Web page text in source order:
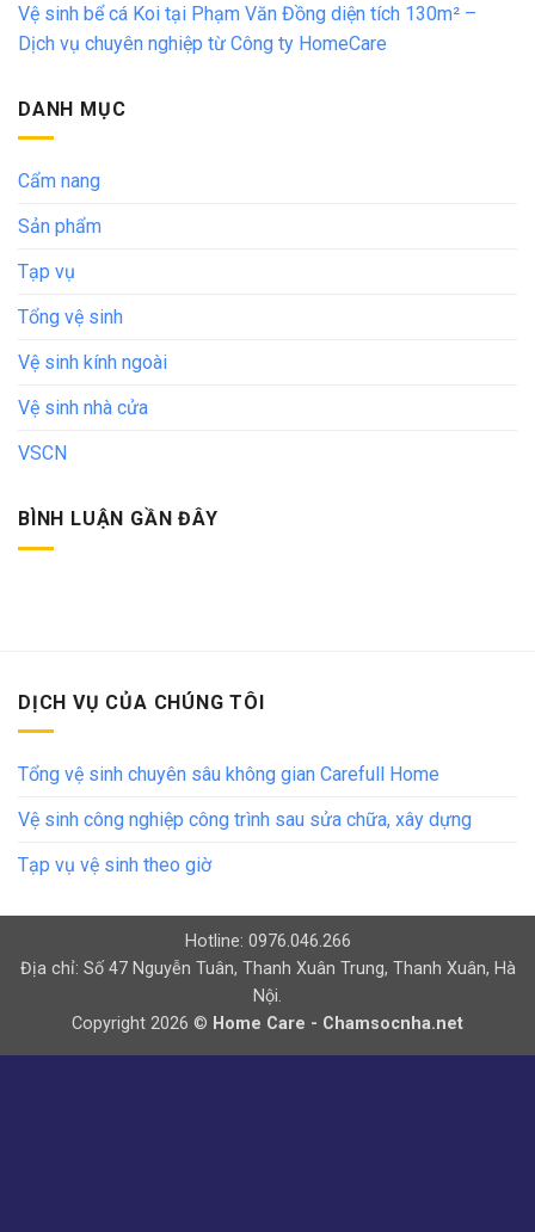
Vệ sinh bể cá Koi tại Phạm Văn Đồng diện tích 130m² –
Dịch vụ chuyên nghiệp từ Công ty HomeCare
DANH MỤC
Cẩm nang
Sản phẩm
Tạp vụ
Tổng vệ sinh
Vệ sinh kính ngoài
Vệ sinh nhà cửa
VSCN
BÌNH LUẬN GẦN ĐÂY
DỊCH VỤ CỦA CHÚNG TÔI
Tổng vệ sinh chuyên sâu không gian Carefull Home
Vệ sinh công nghiệp công trình sau sửa chữa, xây dựng
Tạp vụ vệ sinh theo giờ
Hotline: 0976.046.266
Địa chỉ: Số 47 Nguyễn Tuân, Thanh Xuân Trung, Thanh Xuân, Hà
Nội.
Copyright 2026 © Home Care - Chamsocnha.net